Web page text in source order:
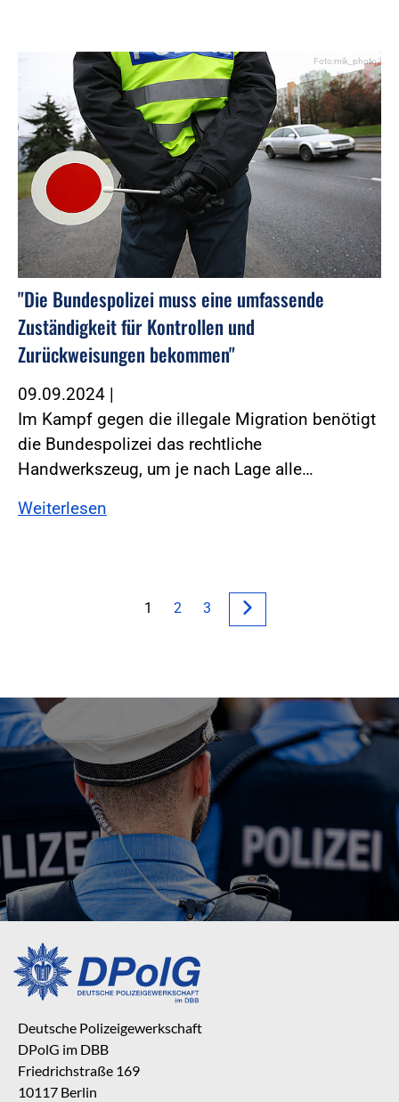
Foto:mik_photo
"Die Bundespolizei muss eine umfassende
Zuständigkeit für Kontrollen und
Zurückweisungen bekommen"
09.09.2024 |
Im Kampf gegen die illegale Migration benötigt
die Bundespolizei das rechtliche
Handwerkszeug, um je nach Lage alle…
Weiterlesen
1 2 3
Deutsche Polizeigewerkschaft
DPolG im DBB
Friedrichstraße 169
10117 Berlin